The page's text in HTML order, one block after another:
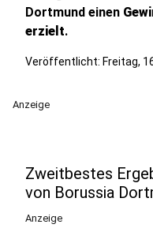
Dortmund einen
erzielt.
Veröffentlicht: Freitag,
Anzeige
Zweitbestes
von Borussia
Anzeige